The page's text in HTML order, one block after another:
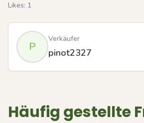
Likes: 1
P
Verkäufer
pinot2327
Häufig gestellte